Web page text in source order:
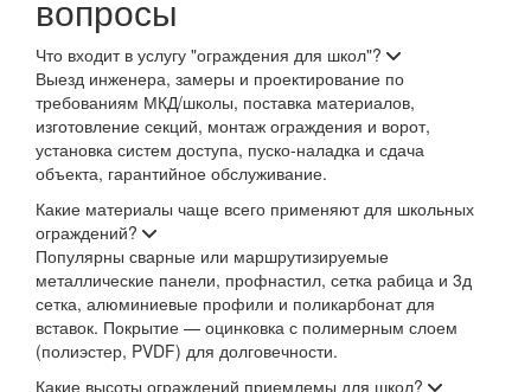
вопросы
Что входит в услугу "ограждения для школ"?
Выезд инженера, замеры и проектирование по
требованиям МКД/школы, поставка материалов,
изготовление секций, монтаж ограждения и ворот,
установка систем доступа, пуско-наладка и сдача
объекта, гарантийное обслуживание.
Какие материалы чаще всего применяют для школьных
ограждений?
Популярны сварные или маршрутизируемые
металлические панели, профнастил, сетка рабица и 3д
сетка, алюминиевые профили и поликарбонат для
вставок. Покрытие — оцинковка с полимерным слоем
(полиэстер, PVDF) для долговечности.
Какие высоты ограждений приемлемы для школ?